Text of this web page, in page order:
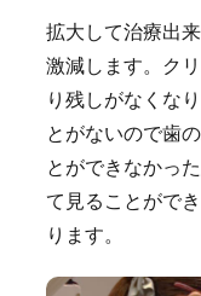
拡大して治療出
激減します。ク
り残しがなくな
とがないので歯
とができなかっ
て見ることがで
ります。